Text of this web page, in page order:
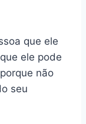
que ele
ele pode
não
seu